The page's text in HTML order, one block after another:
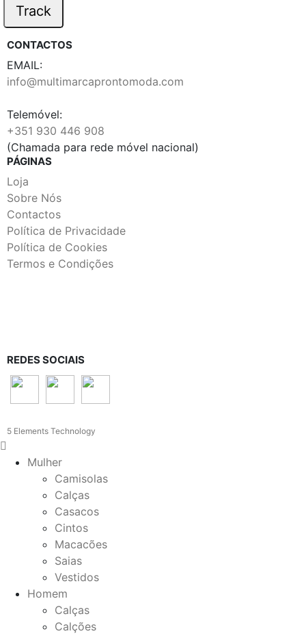
Track
CONTACTOS
EMAIL:
info@multimarcaprontomoda.com
Telemóvel:
+351 930 446 908
(Chamada para rede móvel nacional)
PÁGINAS
Loja
Sobre Nós
Contactos
Política de Privacidade
Política de Cookies
Termos e Condições
REDES SOCIAIS
5 Elements Technology
Mulher
Camisolas
Calças
Casacos
Cintos
Macacões
Saias
Vestidos
Homem
Calças
Calções